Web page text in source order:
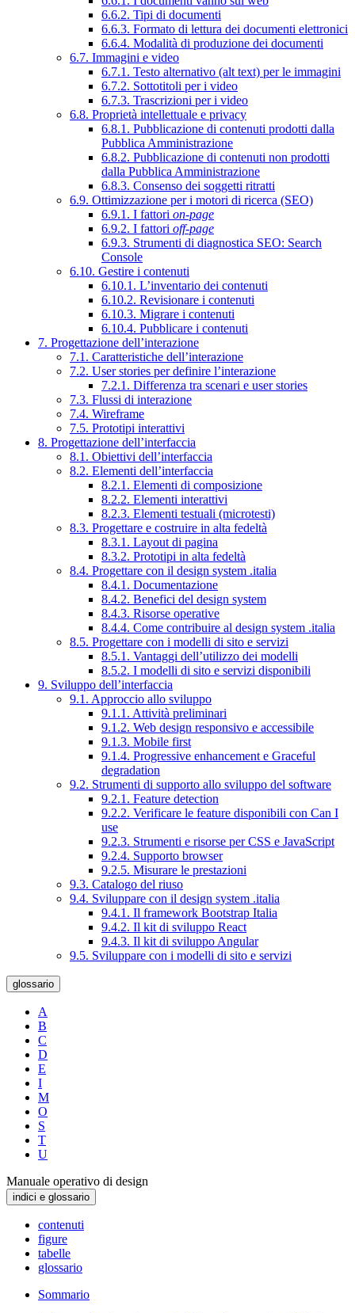
6.6.2. Tipi di documenti
6.6.3. Formato di lettura dei documenti elettronici
6.6.4. Modalità di produzione dei documenti
6.7. Immagini e video
6.7.1. Testo alternativo (alt text) per le immagini
6.7.2. Sottotitoli per i video
6.7.3. Trascrizioni per i video
6.8. Proprietà intellettuale e privacy
6.8.1. Pubblicazione di contenuti prodotti dalla
Pubblica Amministrazione
6.8.2. Pubblicazione di contenuti non prodotti
dalla Pubblica Amministrazione
6.8.3. Consenso dei soggetti ritratti
6.9. Ottimizzazione per i motori di ricerca (SEO)
6.9.1. I fattori on-page
6.9.2. I fattori off-page
6.9.3. Strumenti di diagnostica SEO: Search
Console
6.10. Gestire i contenuti
6.10.1. L’inventario dei contenuti
6.10.2. Revisionare i contenuti
6.10.3. Migrare i contenuti
6.10.4. Pubblicare i contenuti
7. Progettazione dell’interazione
7.1. Caratteristiche dell’interazione
7.2. User stories per definire l’interazione
7.2.1. Differenza tra scenari e user stories
7.3. Flussi di interazione
7.4. Wireframe
7.5. Prototipi interattivi
8. Progettazione dell’interfaccia
8.1. Obiettivi dell’interfaccia
8.2. Elementi dell’interfaccia
8.2.1. Elementi di composizione
8.2.2. Elementi interattivi
8.2.3. Elementi testuali (microtesti)
8.3. Progettare e costruire in alta fedeltà
8.3.1. Layout di pagina
8.3.2. Prototipi in alta fedeltà
8.4. Progettare con il design system .italia
8.4.1. Documentazione
8.4.2. Benefici del design system
8.4.3. Risorse operative
8.4.4. Come contribuire al design system .italia
8.5. Progettare con i modelli di sito e servizi
8.5.1. Vantaggi dell’utilizzo dei modelli
8.5.2. I modelli di sito e servizi disponibili
9. Sviluppo dell’interfaccia
9.1. Approccio allo sviluppo
9.1.1. Attività preliminari
9.1.2. Web design responsivo e accessibile
9.1.3. Mobile first
9.1.4. Progressive enhancement e Graceful
degradation
9.2. Strumenti di supporto allo sviluppo del software
9.2.1. Feature detection
9.2.2. Verificare le feature disponibili con Can I
use
9.2.3. Strumenti e risorse per CSS e JavaScript
9.2.4. Supporto browser
9.2.5. Misurare le prestazioni
9.3. Catalogo del riuso
9.4. Sviluppare con il design system .italia
9.4.1. Il framework Bootstrap Italia
9.4.2. Il kit di sviluppo React
9.4.3. Il kit di sviluppo Angular
9.5. Sviluppare con i modelli di sito e servizi
glossario
A
B
C
D
E
I
M
O
S
T
U
Manuale operativo di design
indici e glossario
contenuti
figure
tabelle
glossario
Sommario